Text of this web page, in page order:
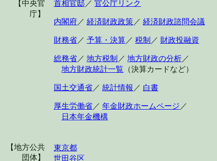
【中央官
庁】
首相官邸 ／ 官公庁リンク
内閣府 ／ 経済財政政策 ／ 経済財政諮問会議
財務省 ／ 予算・決算 ／ 税制 ／ 財政投融資
総務省 ／ 地方税制 ／ 地方財政の分析 ／
地方財政統計一覧 （決算カードなど）
国土交通省 ／ 統計情報 ／ 白書
厚生労働省 ／ 年金財政ホームページ ／
日本年金機構
【地方公共
団体】
東京都
世田谷区